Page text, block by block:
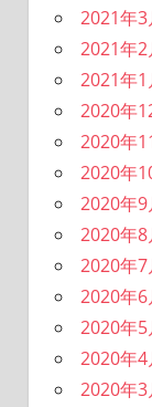
2021年3
2021年2
2021年1
2020年
2020年
2020年
2020年9
2020年8
2020年7
2020年6
2020年5
2020年4
2020年3